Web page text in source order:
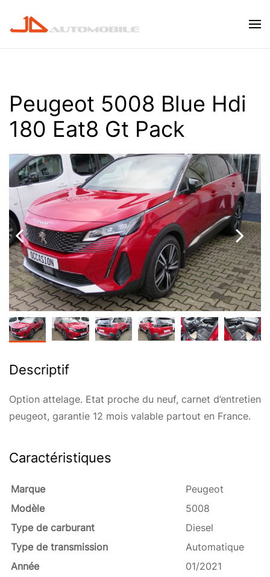
Skip to main content
Peugeot 5008 Blue Hdi
180 Eat8 Gt Pack
Descriptif
Option attelage. Etat proche du neuf, carnet d’entretien
peugeot, garantie 12 mois valable partout en France.
Caractéristiques
Marque
Peugeot
Modèle
5008
Type de carburant
Diesel
Type de transmission
Automatique
Année
01/2021